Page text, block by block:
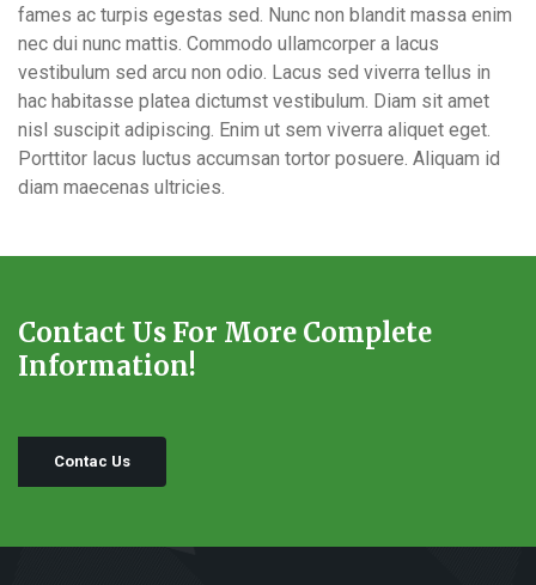
fames ac turpis egestas sed. Nunc non blandit massa enim
nec dui nunc mattis. Commodo ullamcorper a lacus
vestibulum sed arcu non odio. Lacus sed viverra tellus in
hac habitasse platea dictumst vestibulum. Diam sit amet
nisl suscipit adipiscing. Enim ut sem viverra aliquet eget.
Porttitor lacus luctus accumsan tortor posuere. Aliquam id
diam maecenas ultricies.
Contact Us For More Complete
Information!
Contac Us